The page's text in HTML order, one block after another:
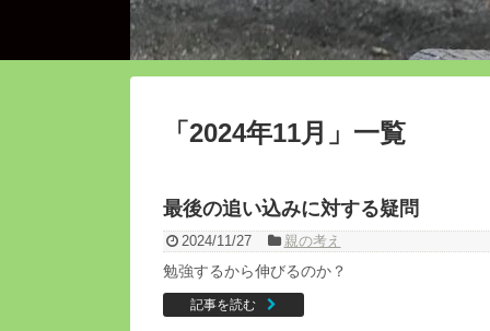
「 2024年11月 」 一覧
最後の追い込みに対する疑問
2024/11/27 親の考え
勉強するから伸びるのか？
記事を読む